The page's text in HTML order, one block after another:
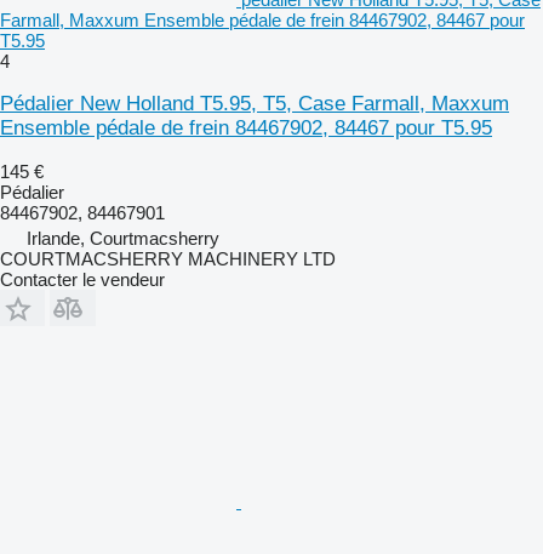
Farmall, Maxxum Ensemble pédale de frein 84467902, 84467 pour
T5.95
4
Pédalier New Holland T5.95, T5, Case Farmall, Maxxum
Ensemble pédale de frein 84467902, 84467 pour T5.95
145 €
Pédalier
84467902, 84467901
Irlande, Courtmacsherry
COURTMACSHERRY MACHINERY LTD
Contacter le vendeur